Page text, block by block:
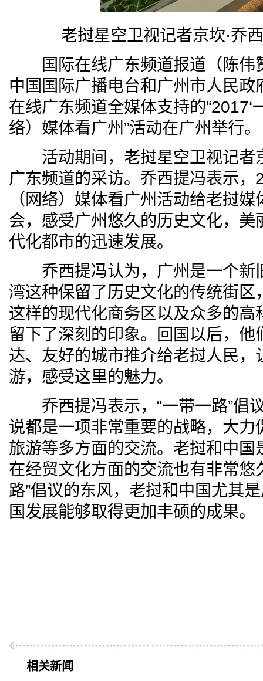
老挝星空卫视记者京坎·乔
国际在线广东频道报道（陈伟
中国国际广播电台和广州市人民
在线广东频道全媒体支持的“2017‘
络）媒体看广州”活动在广州举行。
活动期间，老挝星空卫视记者
广东频道的采访。乔西提冯表示，
（网络）媒体看广州活动给老挝
会，感受广州悠久的历史文化，
代化都市的迅速发展。
乔西提冯认为，广州是一个新
湾这种保留了历史文化的传统街
这样的现代化商务区以及众多的
留下了深刻的印象。回国以后，
达、友好的城市推介给老挝人民
游，感受这里的魅力。
乔西提冯表示，“一带一路”倡
说都是一项非常重要的战略，大
旅游等多方面的交流。老挝和中国
在经贸文化方面的交流也有非常悠
路”倡议的东风，老挝和中国尤其
国发展能够取得更加丰硕的成果。
相关新闻